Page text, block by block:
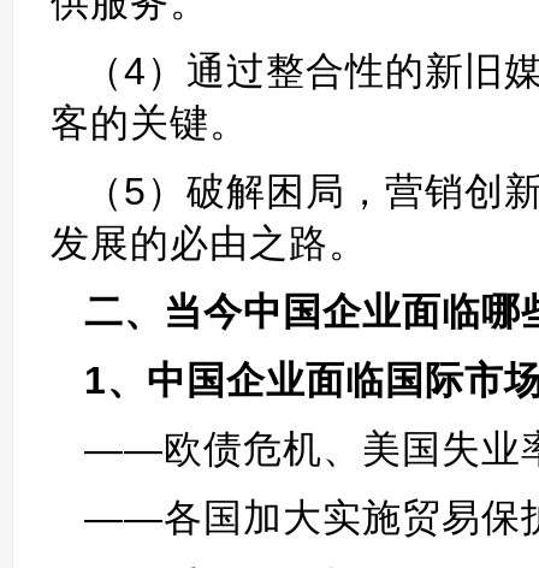
（4）通过整合性的新旧
客的关键。
（5）破解困局，营销创
发展的必由之路。
二、当今中国企业面临哪
1、中国企业面临国际市
——欧债危机、美国失业
——各国加大实施贸易保